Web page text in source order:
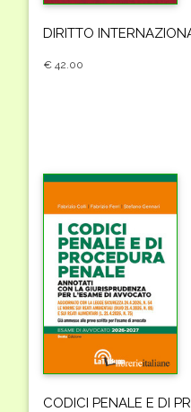
DIRITTO
€ 42.00
CODICI PENALE E DI